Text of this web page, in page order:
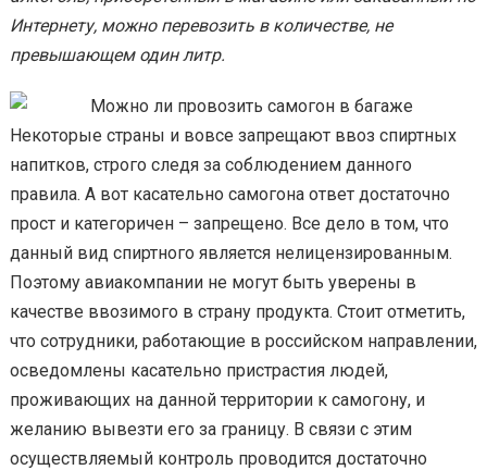
Интернету, можно перевозить в количестве, не
превышающем один литр.
Некоторые страны и вовсе запрещают ввоз спиртных
напитков, строго следя за соблюдением данного
правила. А вот касательно самогона ответ достаточно
прост и категоричен – запрещено. Все дело в том, что
данный вид спиртного является нелицензированным.
Поэтому авиакомпании не могут быть уверены в
качестве ввозимого в страну продукта. Стоит отметить,
что сотрудники, работающие в российском направлении,
осведомлены касательно пристрастия людей,
проживающих на данной территории к самогону, и
желанию вывезти его за границу. В связи с этим
осуществляемый контроль проводится достаточно